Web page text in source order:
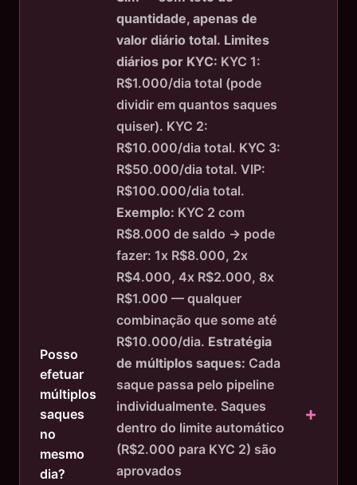
Posso
efetuar
múltiplos
saques
no
mesmo
dia?
quantidade, apenas de
valor diário total. Limites
diários por KYC: KYC 1:
R$1.000/dia total (pode
dividir em quantos saques
quiser). KYC 2:
R$10.000/dia total. KYC 3:
R$50.000/dia total. VIP:
R$100.000/dia total.
Exemplo: KYC 2 com
R$8.000 de saldo → pode
fazer: 1x R$8.000, 2x
R$4.000, 4x R$2.000, 8x
R$1.000 — qualquer
combinação que some até
R$10.000/dia. Estratégia
de múltiplos saques: Cada
saque passa pelo pipeline
individualmente. Saques
dentro do limite automático
(R$2.000 para KYC 2) são
aprovados